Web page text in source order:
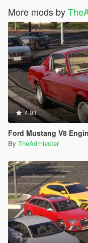
More mods by
4.93
Ford Mustang V8
By TheAdmiester